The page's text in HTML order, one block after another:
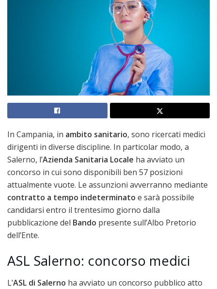
In Campania, in ambito sanitario, sono ricercati medici
dirigenti in diverse discipline. In particolar modo, a
Salerno, l’Azienda Sanitaria Locale ha avviato un
concorso in cui sono disponibili ben 57 posizioni
attualmente vuote. Le assunzioni avverranno mediante
contratto a tempo indeterminato e sarà possibile
candidarsi entro il trentesimo giorno dalla
pubblicazione del Bando presente sull’Albo Pretorio
dell’Ente.
ASL Salerno: concorso medici
L’ASL di Salerno ha avviato un concorso pubblico atto